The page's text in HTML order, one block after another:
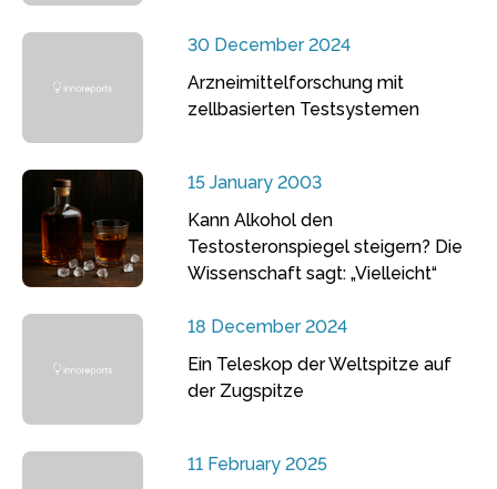
30 December 2024
Arzneimittelforschung mit
zellbasierten Testsystemen
15 January 2003
Kann Alkohol den
Testosteronspiegel steigern? Die
Wissenschaft sagt: „Vielleicht“
18 December 2024
Ein Teleskop der Weltspitze auf
der Zugspitze
11 February 2025